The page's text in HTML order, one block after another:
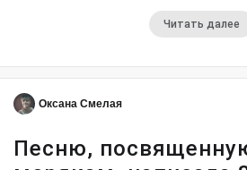
Читать далее
Оксана Смелая
Песню,